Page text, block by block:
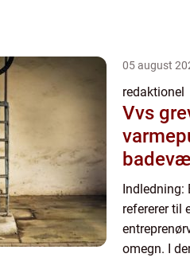
05 august
redaktionel
Vvs greve professionel
Indledning:
refererer til
omegn. I